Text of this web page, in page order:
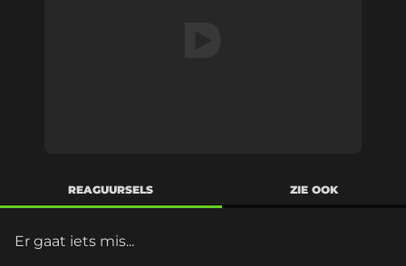
REAGUURSELS ZIE OOK
Er gaat iets mis...